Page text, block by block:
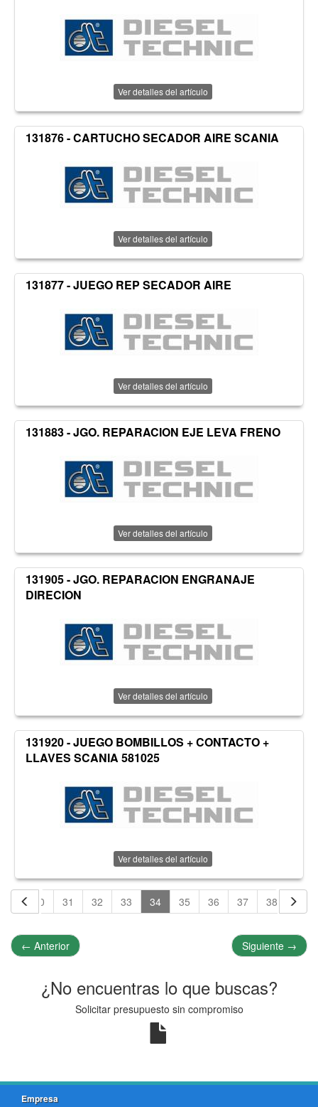
Ver detalles del artículo
131876 - CARTUCHO SECADOR AIRE SCANIA
Ver detalles del artículo
131877 - JUEGO REP SECADOR AIRE
Ver detalles del artículo
131883 - JGO. REPARACION EJE LEVA FRENO
Ver detalles del artículo
131905 - JGO. REPARACION ENGRANAJE
DIRECION
Ver detalles del artículo
131920 - JUEGO BOMBILLOS + CONTACTO +
LLAVES SCANIA 581025
Ver detalles del artículo
30 31 32 33 34 35 36 37 38 39
← Anterior Siguiente →
¿No encuentras lo que buscas?
Solicitar presupuesto sin compromiso
Empresa